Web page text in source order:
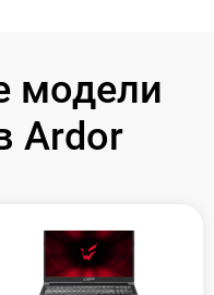
модели
Ardor